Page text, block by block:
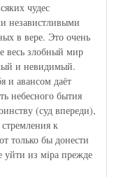
чудес
независтливыми
в вере. Это очень
весь злобный мир
и невидимый.
и авансом даёт
небесного бытия
(суд впереди),
к
только бы донести
уйти из мiра прежде